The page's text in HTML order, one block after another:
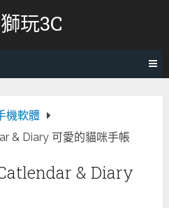
玩3C
機軟體
& Diary 可愛的貓咪手帳
& Diary